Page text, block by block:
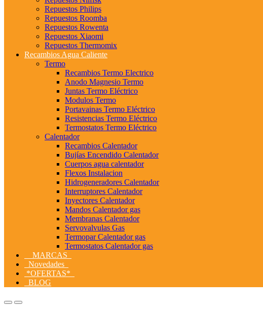
Repuestos Philips
Repuestos Roomba
Repuestos Rowenta
Repuestos Xiaomi
Repuestos Thermomix
Recambios Agua Caliente
Termo
Recambios Termo Electrico
Anodo Magnesio Termo
Juntas Termo Eléctrico
Modulos Termo
Portavainas Termo Eléctrico
Resistencias Termo Eléctrico
Termostatos Termo Eléctrico
Calentador
Recambios Calentador
Bujías Encendido Calentador
Cuerpos agua calentador
Flexos Instalacion
Hidrogeneradores Calentador
Interruptores Calentador
Inyectores Calentador
Mandos Calentador gas
Membranas Calentador
Servovalvulas Gas
Termopar Calentador gas
Termostatos Calentador gas
MARCAS
Novedades
*OFERTAS*
BLOG
OpenClose